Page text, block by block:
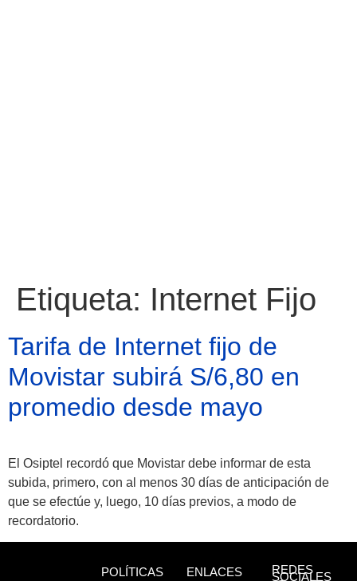
Atractivos
Moyobamba, está
Etiqueta: Internet Fijo
Tarifa de Internet fijo de
Movistar subirá S/6,80 en
promedio desde mayo
El Osiptel recordó que Movistar debe informar de esta
subida, primero, con al menos 30 días de anticipación de
que se efectúe y, luego, 10 días previos, a modo de
recordatorio.
POLÍTICAS ENLACES REDES
SOCIALES